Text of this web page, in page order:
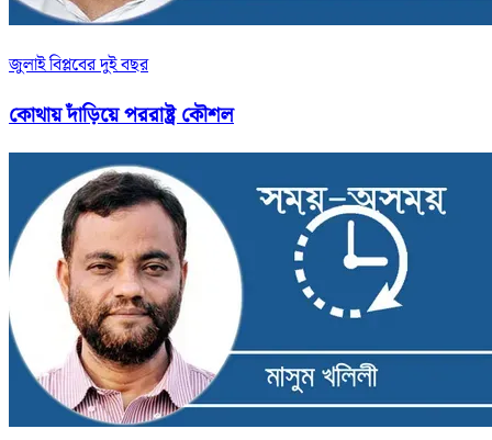
জুলাই বিপ্লবের দুই বছর
কোথায় দাঁড়িয়ে পররাষ্ট্র কৌশল